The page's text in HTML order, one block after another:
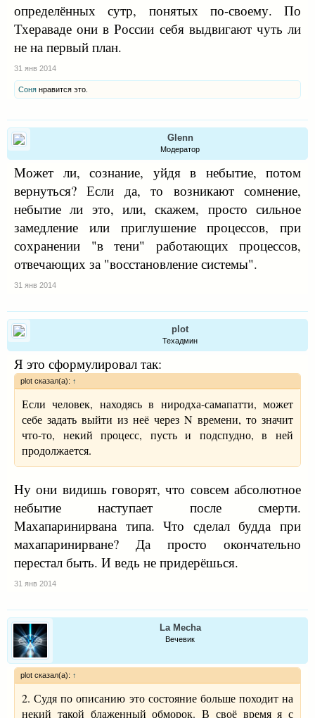
представителей буддийских организаций со всего мира
для укрепления отношений между буддийскими
странами и группами со всех континентов.
Однозначно, что тайский буддизм (Тхеравада) является
самым ортодоксальным и традиционным направлением
буддизма , но правительство Таиланда и Тайская
направлений и школ.
Сохранение и развитие буддизма и Дхаммы, как
буддийского наследия, требует сотрудничества и
взаимопонимания между буддистами и буддийскими
организациями. Необходимо сотрудничать без какой
либо дискриминаци и нетерпимости. Цель сохранения
и развития буддизма в России, СНГ, странах Балтии
требует максимального взаимодействия и
сотрудничества. Сотрудничество между людьми для
сохранения учения Будды должно существовать не
только между буддистами, но и между представителями
других религий. Правительство Таиланда и Тайская
фундаментализм, в том числе буддийский экстремизм.
Мы уверены, что все религии играют важную роль в
создании мира и благополучия в обществе.
Несколько лет назад в Санкт-Петербурге появился
человек - Олег Оноприенко
Паньяавудхои действующий подникнеймом Топпер.
Он говорит о себе как о представителе Тайской Сангхи
и буддисте тайской традиции, активно использует
социальные сети и СМИ для рекламы своей
собственной, с нашей точки зрения экстремистской,
отношении к буддизму Тхеравада как к единственно
правильной буддийской философии и единственно
правильной религии, принижении роли других школ и
направлений буддизма, других религий. О
деятельности этого человека, его статусе нас часто
спрашивают представители самых разных
государственных органов Российской Федерации
Национальное бюро по буддизму не имеют никакого
отношения к этому человеку. Мы не отвечаем за его
нетерпимость и дискриминационное отношение к
другим направлениям буддизма
Еще раз хочу подчеркнуть, что правительство
Таиланда, Тайская Сангха не поддерживают
религиозный экстремизм и фундаментализм, потому
определённых сутр, понятых по-своему. По
Тхераваде они в России себя выдвигают чуть ли
не на первый план.
31 янв 2014
Соня нравится это.
Glenn
Модератор
Может ли, сознание, уйдя в небытие, потом
вернуться? Если да, то возникают сомнение,
небытие ли это, или, скажем, просто сильное
замедление или приглушение процессов, при
сохранении "в тени" работающих процессов,
отвечающих за "восстановление системы".
31 янв 2014
plot
Техадмин
Я это сформулировал так:
plot сказал(а): ↑
Если человек, находясь в ниродха-самапатти, может
себе задать выйти из неё через N времени, то значит
что-то, некий процесс, пусть и подспудно, в ней
продолжается.
Ну они видишь говорят, что совсем абсолютное
небытие наступает после смерти.
Махапаринирвана типа. Что сделал будда при
махапаринирване? Да просто окончательно
перестал быть. И ведь не придерёшься.
31 янв 2014
La Mecha
Вечевик
plot сказал(а): ↑
2. Судя по описанию это состояние больше походит на
некий такой блаженный обморок. В своё время я с